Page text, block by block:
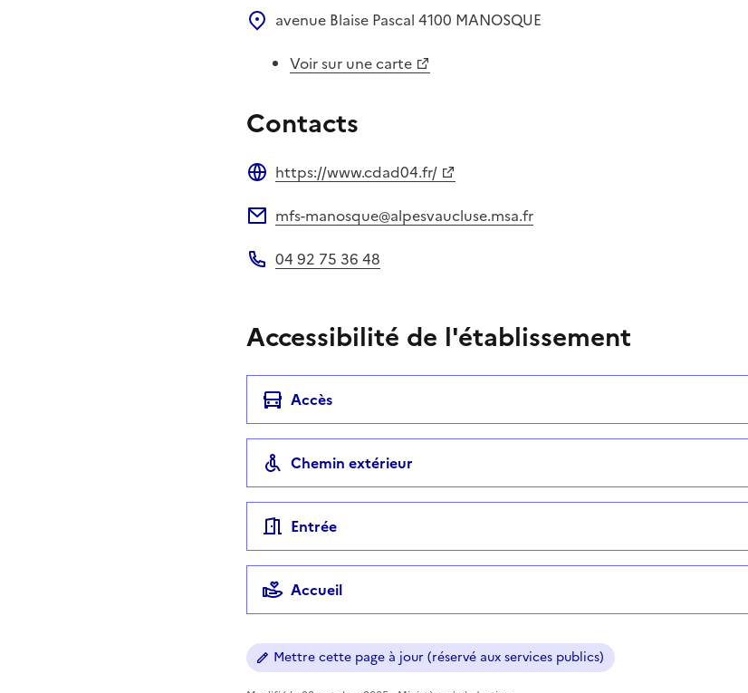
avenue Blaise Pascal 4100 MANOSQUE
Voir sur une carte
Contacts
https://www.cdad04.fr/
mfs-manosque@alpesvaucluse.msa.fr
04 92 75 36 48
Accessibilité de l'établissement
Accès
Chemin extérieur
Entrée
Accueil
Mettre cette page à jour (réservé aux services publics)